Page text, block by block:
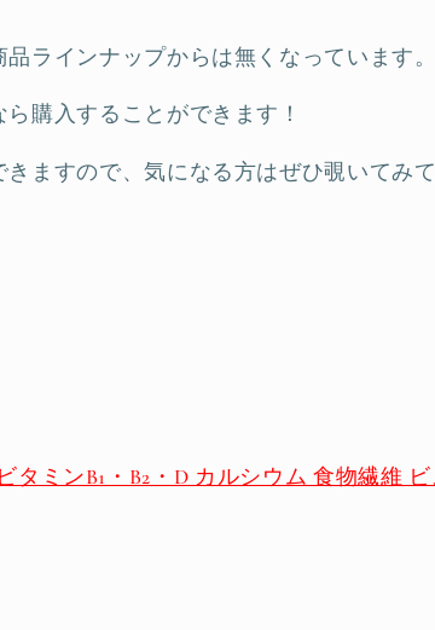
ラインナップからは無くなっています。
購入することができます！
ますので、気になる方はぜひ覗いてみて
タミンB1・B2・D カルシウム 食物繊維